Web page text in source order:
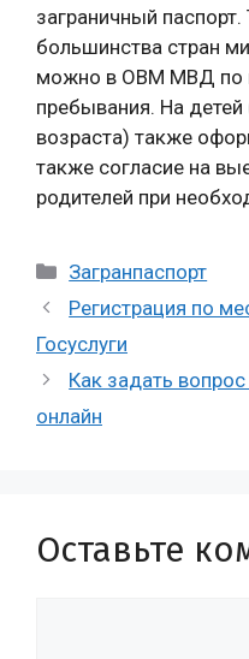
заграничный
большинства стран
можно в ОВМ МВД по
пребывания. На
возраста) также
также согласие на
родителей при
Рубрики
Загранпаспорт
Регистрация по
Госуслуги
Как задать
онлайн
Оставьте